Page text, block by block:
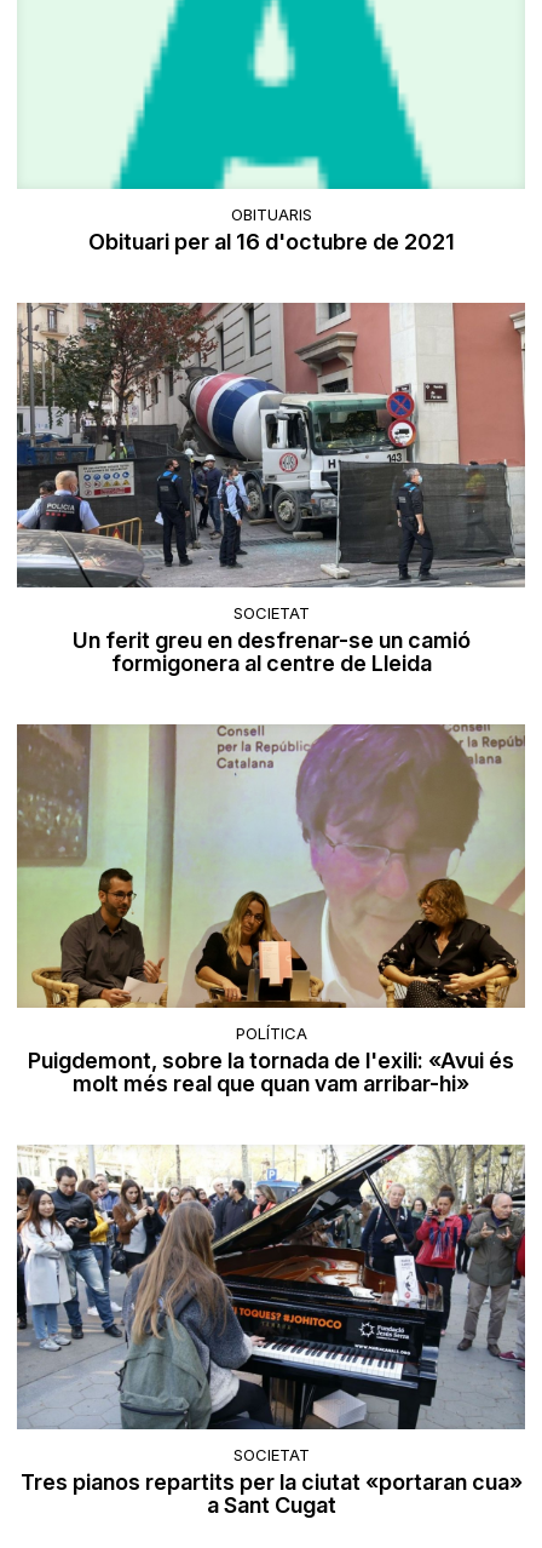
OBITUARIS
Obituari per al 16 d'octubre de 2021
SOCIETAT
Un ferit greu en desfrenar-se un camió
formigonera al centre de Lleida
POLÍTICA
Puigdemont, sobre la tornada de l'exili: «Avui és
molt més real que quan vam arribar-hi»
SOCIETAT
Tres pianos repartits per la ciutat «portaran cua»
a Sant Cugat